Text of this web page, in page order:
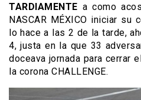
TARDIAMENTE a como
NASCAR MÉXICO iniciar su
lo hace a las 2 de la tarde,
4, justa en la que 33
doceava jornada para cerrar
la corona CHALLENGE.